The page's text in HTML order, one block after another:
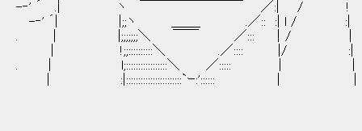
-‐' ´ .| ヽ ￣￣￣￣￣￣￣￣ ／:| / !
-‐' ´| |;;ヽ ＿＿_ .／:: :| l / :|
. | |;;;;;;;＼ ￣￣ ／::: │/ |
| !;;::::::::::＼ .／:::: |/ :|
. | l;:::::::::::::::::＼ ／::::: | |
| :|:::::::::::::::::::::::`ｰ:':::::: | |